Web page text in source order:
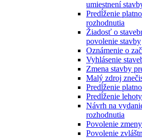
umiestnení
Predĺženie
rozhodnutia
Žiadosť o
povolenie stavby
Oznámenie o
Vyhlásenie
Zmena stavby
Malý zdroj
Predĺženie
Predĺženie
Návrh na
rozhodnutia
Povolenie
Povolenie